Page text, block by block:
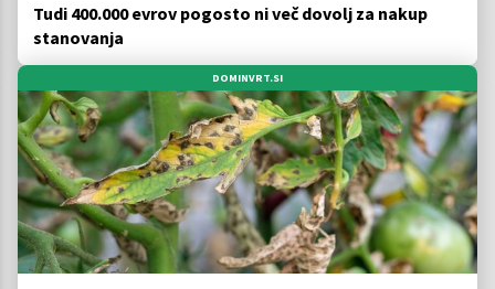
Tudi 400.000 evrov pogosto ni več dovolj za nakup
stanovanja
DOMINVRT.SI